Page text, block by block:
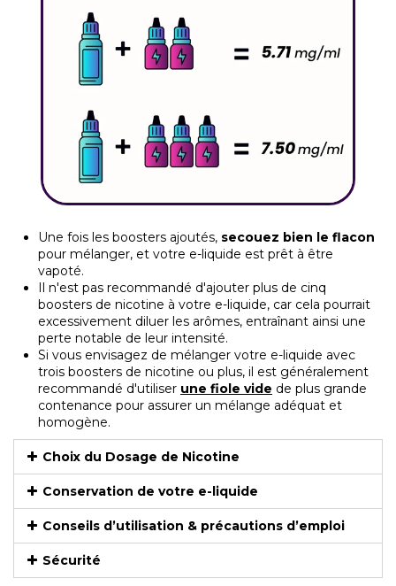
Une fois les boosters ajoutés, secouez bien le flacon
pour mélanger, et votre e-liquide est prêt à être
vapoté.
Il n'est pas recommandé d'ajouter plus de cinq
boosters de nicotine à votre e-liquide, car cela pourrait
excessivement diluer les arômes, entraînant ainsi une
perte notable de leur intensité.
Si vous envisagez de mélanger votre e-liquide avec
trois boosters de nicotine ou plus, il est généralement
recommandé d'utiliser une fiole vide de plus grande
contenance pour assurer un mélange adéquat et
homogène.
Choix du Dosage de Nicotine
Conservation de votre e-liquide
Conseils d’utilisation & précautions d’emploi
Sécurité